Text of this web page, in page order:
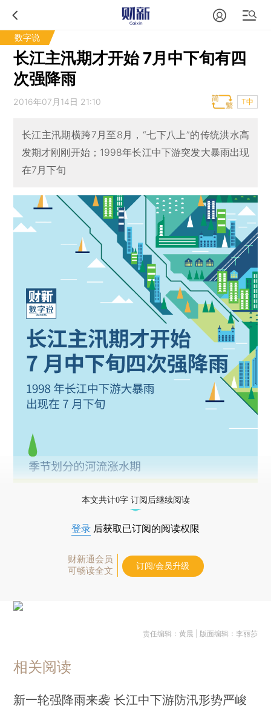
数字说
长江主汛期才开始 7月中下旬有四
次强降雨
2016年07月14日 21:10 T中
长江主汛期横跨7月至8月，“七下八上”的传统洪水高
发期才刚刚开始；1998年长江中下游突发大暴雨出现
在7月下旬
本文共计0字 订阅后继续阅读
登录 后获取已订阅的阅读权限
财新通会员
可畅读全文
订阅/会员升级
责任编辑：黄晨 | 版面编辑：李丽莎
相关阅读
新一轮强降雨来袭 长江中下游防汛形势严峻